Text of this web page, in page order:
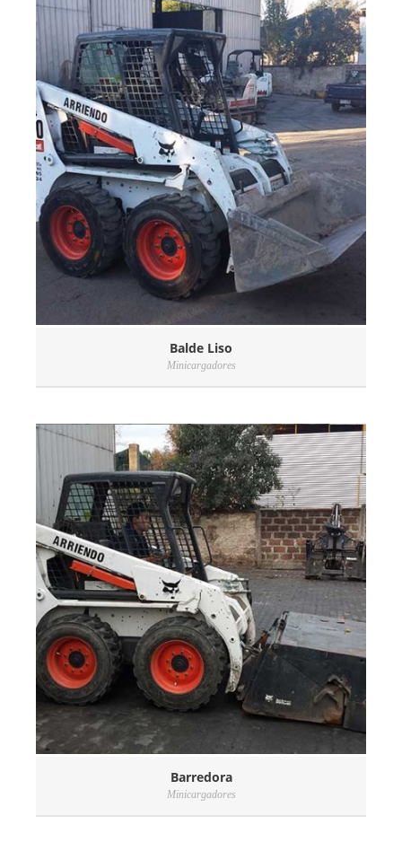
Balde Liso
Minicargadores
Barredora
Minicargadores